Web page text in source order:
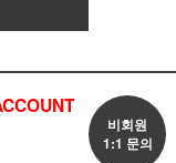
비회원
1:1 문의